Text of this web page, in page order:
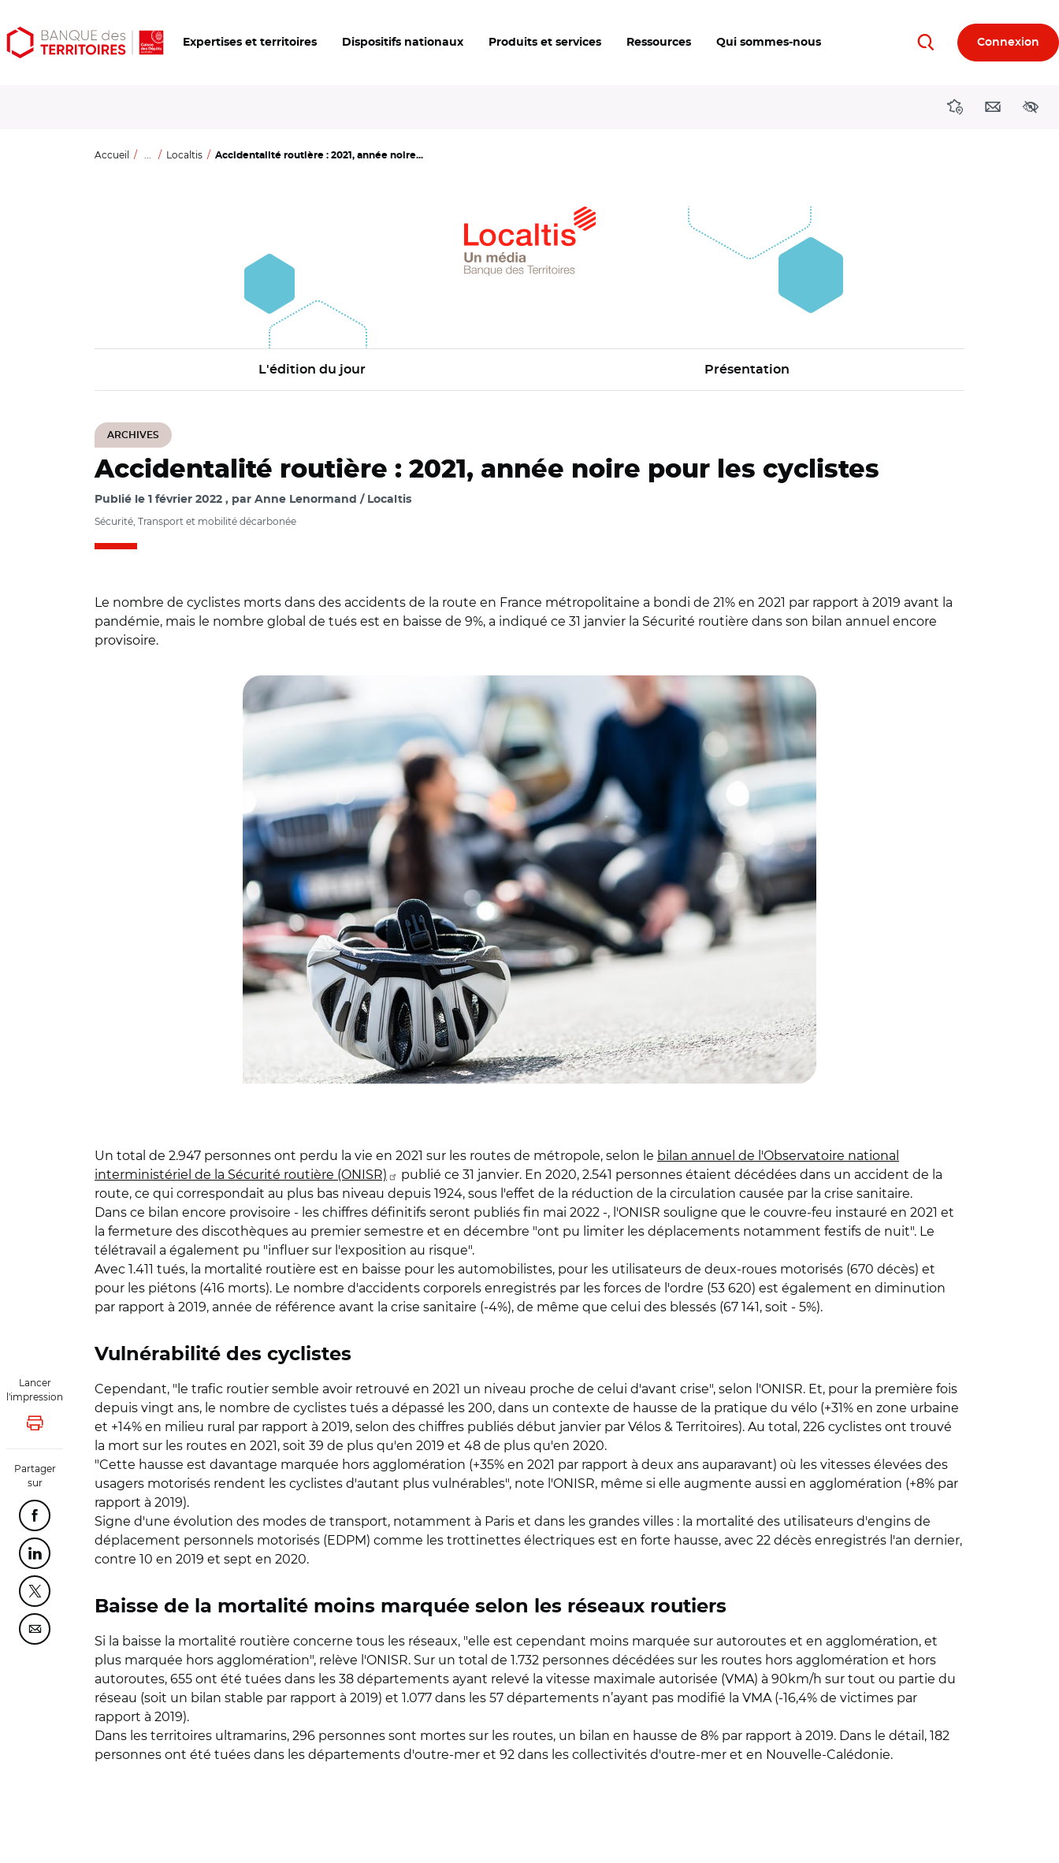
Aller
au
Aller
au
Ouvrir
les
Expertises et territoires Dispositifs nationaux Produits et services Ressources Qui sommes-nous RechercherConnexion
DirectionsContact
Accueil ... Localtis Accidentalité routière : 2021, année noire...
L'édition du jour Présentation
ARCHIVES
Lancer
l'impression
Lancer l'impression
Partager
sur
Partager cette page sur Facebook
Partager cette page sur Linkedin
Partager cette page sur Twitter
Partager cette page sur Courriel
Accidentalité routière : 2021, année noire pour les cyclistes
Publié le 1 février 2022 par Anne Lenormand / Localtis
Sécurité, Transport et mobilité décarbonée
Le nombre de cyclistes morts dans des accidents de la route en France métropolitaine a bondi de 21% en 2021 par rapport à 2019 avant la
pandémie, mais le nombre global de tués est en baisse de 9%, a indiqué ce 31 janvier la Sécurité routière dans son bilan annuel encore
provisoire.
Un total de 2.947 personnes ont perdu la vie en 2021 sur les routes de métropole, selon le bilan annuel de l'Observatoire national
interministériel de la Sécurité routière (ONISR)
publié ce 31 janvier. En 2020, 2.541 personnes étaient décédées dans un accident de la
route, ce qui correspondait au plus bas niveau depuis 1924, sous l'effet de la réduction de la circulation causée par la crise sanitaire.
Dans ce bilan encore provisoire - les chiffres définitifs seront publiés fin mai 2022 -, l'ONISR souligne que le couvre-feu instauré en 2021 et
la fermeture des discothèques au premier semestre et en décembre "ont pu limiter les déplacements notamment festifs de nuit". Le
télétravail a également pu "influer sur l'exposition au risque".
Avec 1.411 tués, la mortalité routière est en baisse pour les automobilistes, pour les utilisateurs de deux-roues motorisés (670 décès) et
pour les piétons (416 morts). Le nombre d'accidents corporels enregistrés par les forces de l'ordre (53 620) est également en diminution
par rapport à 2019, année de référence avant la crise sanitaire (-4%), de même que celui des blessés (67 141, soit - 5%).
Vulnérabilité des cyclistes
Cependant, "le trafic routier semble avoir retrouvé en 2021 un niveau proche de celui d'avant crise", selon l'ONISR. Et, pour la première fois
depuis vingt ans, le nombre de cyclistes tués a dépassé les 200, dans un contexte de hausse de la pratique du vélo (+31% en zone urbaine
et +14% en milieu rural par rapport à 2019, selon des chiffres publiés début janvier par Vélos & Territoires). Au total, 226 cyclistes ont trouvé
la mort sur les routes en 2021, soit 39 de plus qu'en 2019 et 48 de plus qu'en 2020.
"Cette hausse est davantage marquée hors agglomération (+35% en 2021 par rapport à deux ans auparavant) où les vitesses élevées des
usagers motorisés rendent les cyclistes d'autant plus vulnérables", note l'ONISR, même si elle augmente aussi en agglomération (+8% par
rapport à 2019).
Signe d'une évolution des modes de transport, notamment à Paris et dans les grandes villes : la mortalité des utilisateurs d'engins de
déplacement personnels motorisés (EDPM) comme les trottinettes électriques est en forte hausse, avec 22 décès enregistrés l'an dernier,
contre 10 en 2019 et sept en 2020.
Baisse de la mortalité moins marquée selon les réseaux routiers
Si la baisse la mortalité routière concerne tous les réseaux, "elle est cependant moins marquée sur autoroutes et en agglomération, et
plus marquée hors agglomération", relève l'ONISR. Sur un total de 1.732 personnes décédées sur les routes hors agglomération et hors
autoroutes, 655 ont été tuées dans les 38 départements ayant relevé la vitesse maximale autorisée (VMA) à 90km/h sur tout ou partie du
réseau (soit un bilan stable par rapport à 2019) et 1.077 dans les 57 départements n’ayant pas modifié la VMA (-16,4% de victimes par
rapport à 2019).
Dans les territoires ultramarins, 296 personnes sont mortes sur les routes, un bilan en hausse de 8% par rapport à 2019. Dans le détail, 182
personnes ont été tuées dans les départements d'outre-mer et 92 dans les collectivités d'outre-mer et en Nouvelle-Calédonie.